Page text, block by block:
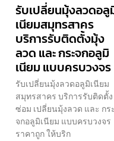
รับเปลี่ยนมุ้งลวดอลู
เนียมสมุทรสาคร
บริการรับติดตั้งมุ้ง
ลวด และ กระจกอลูมิ
เนียม แบบครบวงจร
รับเปลี่ยนมุ้งลวดอลูมิเนียม
สมุทรสาคร บริการรับติดตั้ง
ซ่อม เปลี่ยนมุ้งลวด และ กระ
จกอลูมิเนียม แบบครบวงจร
ราคาถูก ให้บริก